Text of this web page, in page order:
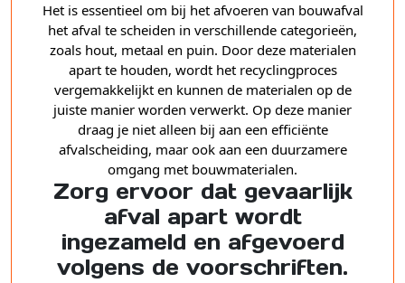
Het is essentieel om bij het afvoeren van bouwafval
het afval te scheiden in verschillende categorieën,
zoals hout, metaal en puin. Door deze materialen
apart te houden, wordt het recyclingproces
vergemakkelijkt en kunnen de materialen op de
juiste manier worden verwerkt. Op deze manier
draag je niet alleen bij aan een efficiënte
afvalscheiding, maar ook aan een duurzamere
omgang met bouwmaterialen.
Zorg ervoor dat gevaarlijk
afval apart wordt
ingezameld en afgevoerd
volgens de voorschriften.